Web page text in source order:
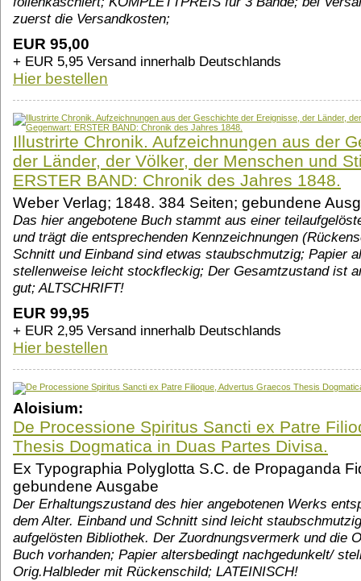
zuerst die Versandkosten;
EUR 95,00
+ EUR 5,95 Versand innerhalb Deutschlands
Hier bestellen
Illustrirte Chronik. Aufzeichnungen aus der
der Länder, der Völker, der Menschen und
ERSTER BAND: Chronik des Jahres 1848.
Weber Verlag; 1848. 384 Seiten; gebundene
Das hier angebotene Buch stammt aus einer
und trägt die entsprechenden Kennzeichnungen
Schnitt und Einband sind etwas staubschmutzig; Papier
stellenweise leicht stockfleckig; Der Gesamtzustand ist
gut; ALTSCHRIFT!
EUR 99,95
+ EUR 2,95 Versand innerhalb Deutschlands
Hier bestellen
Aloisium:
De Processione Spiritus Sancti ex Patre
Thesis Dogmatica in Duas Partes Divisa.
Ex Typographia Polyglotta S.C. de Propaganda
gebundene Ausgabe
Der Erhaltungszustand des hier angebotenen Werks
dem Alter. Einband und Schnitt sind leicht
aufgelösten Bibliothek. Der Zuordnungsvermerk und die
Buch vorhanden; Papier altersbedingt nachgedunkelt/
Orig.Halbleder mit Rückenschild; LATEINISCH!